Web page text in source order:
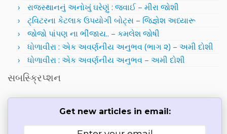
રાજસ્થાનનું અનોખું ઘરેણું : જવાઈ – મીરા જોશી
ટ્વિટરના કેટલાક ઉપયોગી બોટ્સ – જિજ્ઞેશ અધ્યારૂ
જોજો પાંપણ ના ભીંજાય.. – કમલેશ જોષી
ધોળાવીરા : એક અવર્ણનીય અનુભવ (ભાગ ૨) – અમી દોશી
ધોળાવીરા : એક અવર્ણનીય અનુભવ – અમી દોશી
સબસ્ક્રિપ્શન
Get new articles in email: